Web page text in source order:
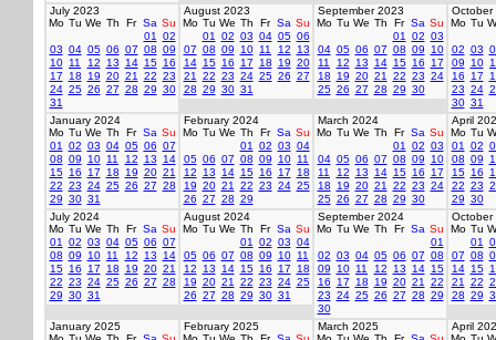
July 2023
Mo Tu We Th Fr Sa Su
01
02
03 04 05 06 07 08 09
10 11 12 13 14 15 16
17
18 19 20 21 22 23
24 25 26 27 28 29 30
31
August 2023
Mo Tu We Th Fr Sa Su
01
02 03 04 05 06
07 08 09 10 11 12
13
14 15 16 17 18 19 20
21
22 23 24 25 26 27
28 29 30 31
September 2023
Mo Tu We Th Fr Sa Su
01
02 03
04 05 06 07 08 09
10
11
12 13 14 15 16
17
18
19 20 21 22 23 24
25 26 27 28 29 30
October
Mo Tu
02 03
09
10
16
17
23 24
30 31
January 2024
Mo Tu We Th Fr Sa Su
01
02 03 04 05 06 07
08 09 10 11 12 13
14
15 16 17 18 19 20 21
22 23 24 25 26 27 28
29 30 31
February 2024
Mo Tu We Th Fr Sa Su
01
02 03 04
05 06 07 08 09 10 11
12
13 14 15 16 17
18
19 20 21 22 23 24 25
26 27 28 29
March 2024
Mo Tu We Th Fr Sa Su
01
02 03
04 05 06 07 08 09
10
11
12 13 14 15 16
17
18
19 20 21 22 23 24
25 26 27 28 29 30
April
Mo Tu
01
02
08 09
15 16
22 23
29 30
July 2024
Mo Tu We Th Fr Sa Su
01
02 03 04 05 06 07
08 09 10 11 12 13
14
15 16 17 18 19 20 21
22 23 24 25 26 27 28
29 30 31
August 2024
Mo Tu We Th Fr Sa Su
01
02 03 04
05 06 07 08 09 10 11
12
13 14 15 16 17
18
19 20 21 22 23 24 25
26 27 28 29 30 31
September 2024
Mo Tu We Th Fr Sa Su
01
02 03 04 05 06 07 08
09
10 11 12 13 14 15
16
17 18 19 20 21
22
23 24 25 26 27 28 29
30
October
Mo Tu
01
07 08
14 15
21
22
28 29
January 2025
February 2025
March 2025
April